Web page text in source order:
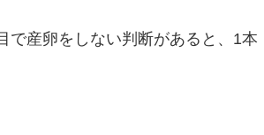
で産卵をしない判断があると、1本